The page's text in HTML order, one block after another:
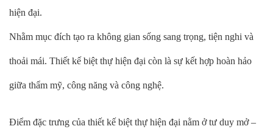
hiện đại.
Nhằm mục đích tạo ra không gian sống sang trọng, tiện nghi và
thoải mái. Thiết kế biệt thự hiện đại còn là sự kết hợp hoàn hảo
giữa thẩm mỹ, công năng và công nghệ.
Điểm đặc trưng của thiết kế biệt thự hiện đại nằm ở tư duy mở –